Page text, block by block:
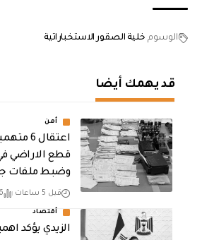
الوسوم خلية الصقور الاستخباراتية
قد يهمك أيضا
أمن
اعتقال 6
قطع الاراضي
وضبط ملفات
قبل 5 ساعات 16
أقتصاد
الزيدي يؤكد